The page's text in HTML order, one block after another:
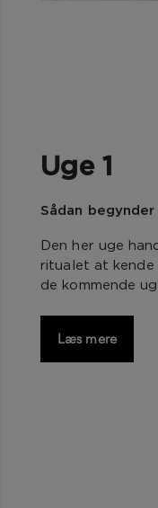
Uge 1
Sådan
Den her uge
ritualet at
de kommende
Læs mere